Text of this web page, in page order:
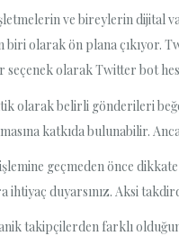
ve bireylerin dijital
olarak ön plana çıkıyor.
olarak Twitter bot
olarak belirli gönderileri
katkıda bulunabilir.
geçmeden önce
duyarsınız. Aksi
takipçilerden farklı